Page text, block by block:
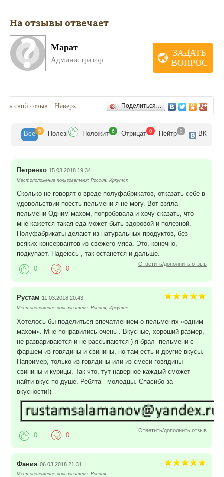
На отзывы отвечает
Марат
Администратор
ЗАДАТЬ
ВОПРОС
Отзывы
свой отзыв Наверх Поделиться…
Все 6 Полезн Положит 6 Отрицат 0 Нейтр 0 ВК
Петренко 15.03.2018 19:34
Местоположение пользователя: Россия, Иркутск
Сколько не говорят о вреде полуфабрикатов, отказать себе в
удовольствии поесть пельмени я не могу. Вот взяла
пельмени Одним-махом, попробовала и хочу сказать, что
мне кажется такая еда может быть здоровой и полезной.
Полуфабрикаты делают из натуральных продуктов, без
всяких консервантов из свежего мяса. Это, конечно,
подкупает. Надеюсь , так останется и дальше.
Ответить/дополнить отзыв
0 0
Рустам 11.03.2018 20:43
Местоположение пользователя: Россия, Иркутск
Хотелось бы поделиться впечатлением о пельменях «одним-
махом». Мне понравились очень . Вкусные, хороший размер,
не развариваются и не рассыпаются ) я брал пельмени с
фаршем из говядины и свинины, но там есть и другие вкусы.
Например, только из говядины или из смеси говядины
свинины и курицы. Так что, тут наверное каждый сможет
найти вкус по-душе. Ребята - молодцы. Спасибо за
вкусности!)
Ответить/дополнить отзыв
0 0
Фания 06.03.2018 21:31
Местоположение пользователя: Россия